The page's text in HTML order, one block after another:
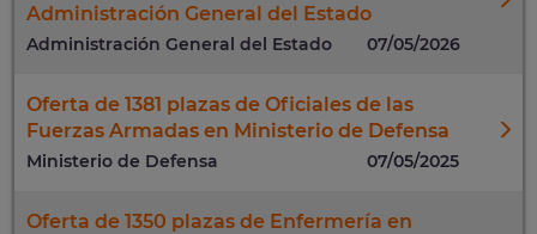
Administración General del Estado
Administración General del Estado 07/05/2026
Oferta de 1381 plazas de Oficiales de las
Fuerzas Armadas en Ministerio de Defensa
Ministerio de Defensa 07/05/2025
Oferta de 1350 plazas de Enfermería en